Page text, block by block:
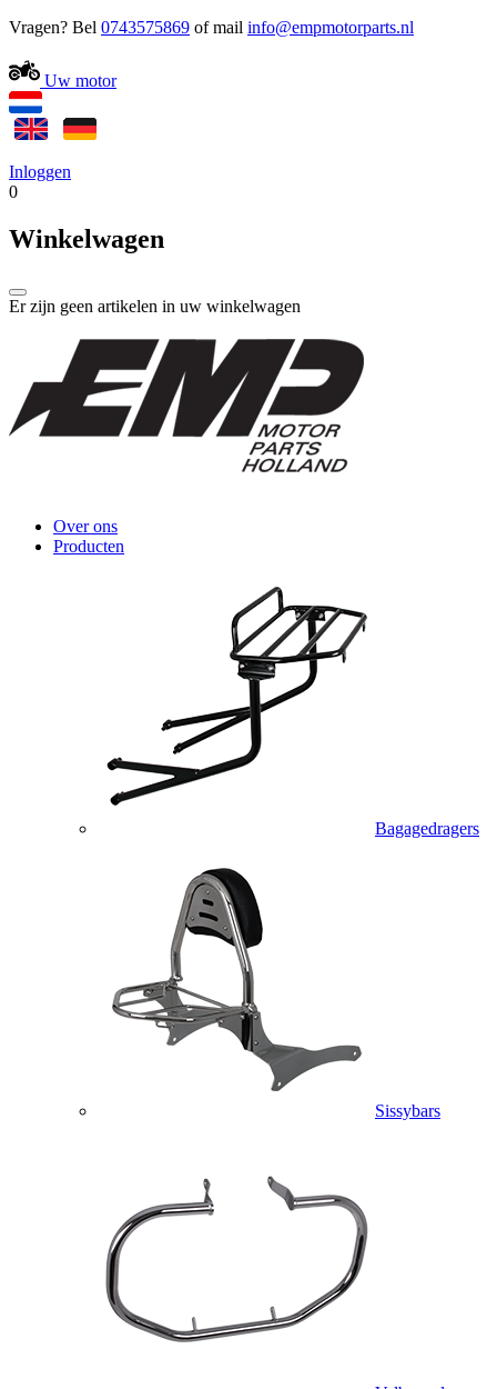
Vragen? Bel 0743575869 of mail
Uw motor
Inloggen
0
Winkelwagen
Er zijn geen artikelen in uw winkelwagen
Over ons
Producten
Bagagedragers
Sissybars